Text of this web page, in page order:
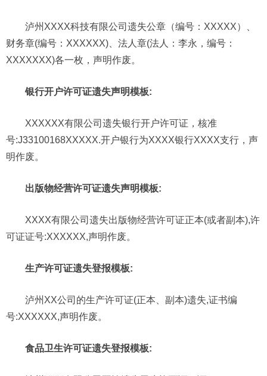
泸州XXXX科技有限公司遗失公章（编号：XXXXX）、
财务章(编号：XXXXXX)、法人章(法人：李永，编号：
XXXXXXX)各一枚，声明作废。
银行开户许可证遗失声明模板:
XXXXXX有限公司遗失银行开户许可证，核准
号:J33100168XXXXX.开户银行为XXXX银行XXXX支行，声
明作废。
出版物经营许可证遗失声明模板:
XXXX有限公司遗失出版物经营许可证正本(或者副本),许
可证证号:XXXXXX,声明作废。
生产许可证遗失登报模板:
泸州XX公司的生产许可证(正本、副本)遗失,证书编
号:XXXXXX,声明作废。
食品卫生许可证遗失登报模板: